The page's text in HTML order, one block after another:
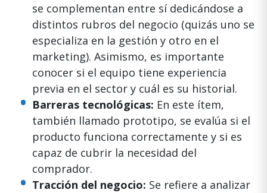
se complementan entre sí dedicándose a
distintos rubros del negocio (quizás uno se
especializa en la gestión y otro en el
marketing). Asimismo, es importante
conocer si el equipo tiene experiencia
previa en el sector y cuál es su historial.
Barreras tecnológicas: En este ítem,
también llamado prototipo, se evalúa si el
producto funciona correctamente y si es
capaz de cubrir la necesidad del
comprador.
Tracción del negocio: Se refiere a analizar